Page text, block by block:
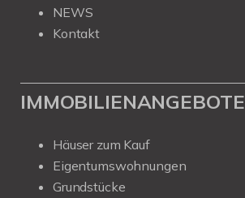
NEWS
Kontakt
IMMOBILIENANGEBOTE
Häuser zum Kauf
Eigentumswohnungen
Grundstücke